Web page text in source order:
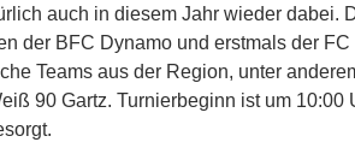
auch in diesem Jahr wieder dabei.
der BFC Dynamo und erstmals der
Teams aus der Region, unter
90 Gartz. Turnierbeginn ist um